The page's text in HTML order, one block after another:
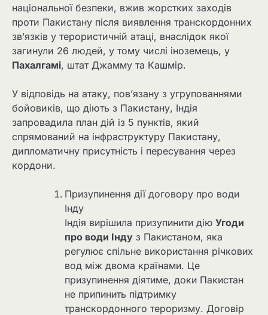
національної безпеки, вжив жорстких заходів
проти Пакистану після виявлення транскордонних
зв’язків у терористичній атаці, внаслідок якої
загинули 26 людей, у тому числі іноземець, у
Пахалгамі, штат Джамму та Кашмір.
У відповідь на атаку, пов’язану з угрупованнями
бойовиків, що діють з Пакистану, Індія
запровадила план дій із 5 пунктів, який
спрямований на інфраструктуру Пакистану,
дипломатичну присутність і пересування через
кордони.
Призупинення дії договору про води
Інду
Індія вирішила призупинити дію Угоди
про води Інду з Пакистаном, яка
регулює спільне використання річкових
вод між двома країнами. Це
призупинення діятиме, доки Пакистан
не припинить підтримку
транскордонного тероризму. Договір